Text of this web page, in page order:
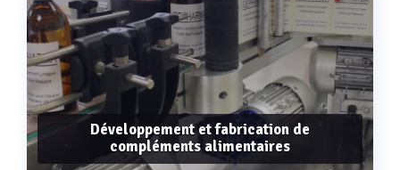
Développement et fabrication de
compléments alimentaires